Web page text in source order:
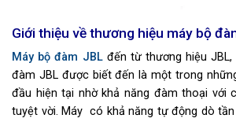
Giới thiệu về thương hiệu máy bộ
Máy bộ đàm JBLđến từ thương hiệu JBL,
đàm JBL được biết đến là một trong
đầu hiện tại nhờ khả năng đàm thoại với
tuyệt vời. Máy có khả năng tự động dò